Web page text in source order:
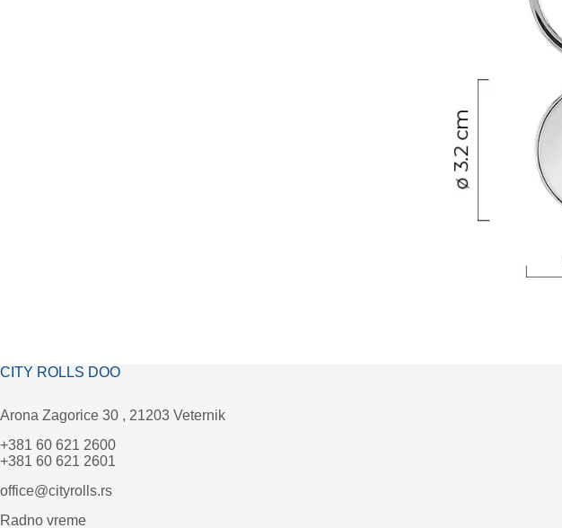
CITY ROLLS DOO
Arona Zagorice 30 , 21203 Veternik
+381 60 621 2600
+381 60 621 2601
office@cityrolls.rs
Radno vreme